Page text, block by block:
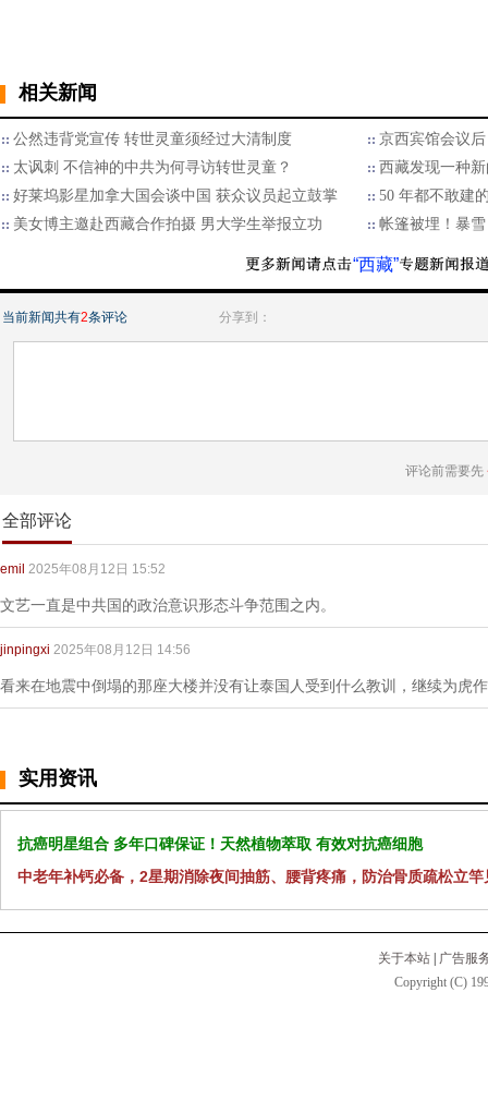
相关新闻
公然违背党宣传 转世灵童须经过大清制度
京西宾馆会议
太讽刺 不信神的中共为何寻访转世灵童？
西藏发现一种
好莱坞影星加拿大国会谈中国 获众议员起立鼓掌
50 年都不敢建
美女博主邀赴西藏合作拍摄 男大学生举报立功
帐篷被埋！暴
“西藏”
当前新闻共有2条评论 分享到：
评论前需要先
全部评论
emil 2025年08月12日 15:52
文艺一直是中共国的政治意识形态斗争范围之内。
jinpingxi 2025年08月12日 14:56
看来在地震中倒塌的那座大楼并没有让泰国人受到什么教训，继续为虎
实用资讯
抗癌明星组合 多年口碑保证！天然植物萃取 有效对抗癌细胞
中老年补钙必备，2星期消除夜间抽筋、腰背疼痛，防治骨质疏松立竿
关于本站
广告服
Copyright (C)